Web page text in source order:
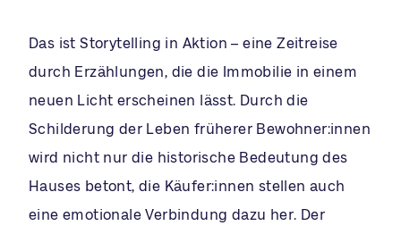
Das ist Storytelling in Aktion – eine Zeitreise
durch Erzählungen, die die Immobilie in einem
neuen Licht erscheinen lässt. Durch die
Schilderung der Leben früherer Bewohner:innen
wird nicht nur die historische Bedeutung des
Hauses betont, die Käufer:innen stellen auch
eine emotionale Verbindung dazu her. Der